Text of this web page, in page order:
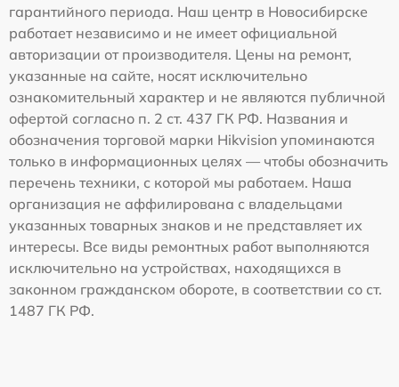
гарантийного периода. Наш центр в Новосибирске
работает независимо и не имеет официальной
авторизации от производителя. Цены на ремонт,
указанные на сайте, носят исключительно
ознакомительный характер и не являются публичной
офертой согласно п. 2 ст. 437 ГК РФ. Названия и
обозначения торговой марки Hikvision упоминаются
только в информационных целях — чтобы обозначить
перечень техники, с которой мы работаем. Наша
организация не аффилирована с владельцами
указанных товарных знаков и не представляет их
интересы. Все виды ремонтных работ выполняются
исключительно на устройствах, находящихся в
законном гражданском обороте, в соответствии со ст.
1487 ГК РФ.